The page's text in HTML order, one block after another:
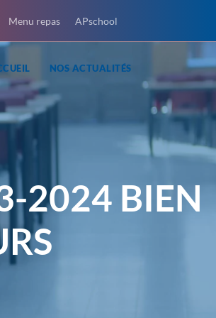
Menu repas APschool
NOS ACTUALITÉS
2024 BIEN